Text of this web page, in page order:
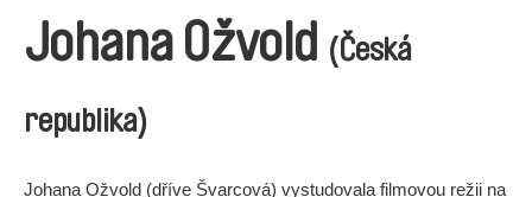
Johana Ožvold (Česká
republika)
Johana Ožvold (dříve Švarcová) vystudovala filmovou režii na